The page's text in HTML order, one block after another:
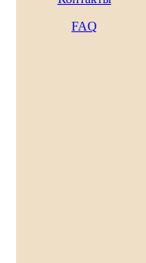
FAQ